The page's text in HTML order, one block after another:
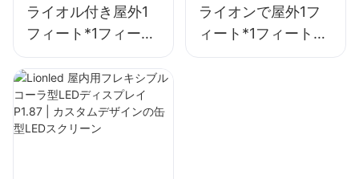
ライオル付き屋外1
フィート*1フィート
LEDディスプレイ簡
単なインストール
P9.5 IP68ビルボー
ド
ライオンで屋外1フ
ィート*1フィート
LEDディスプレイ